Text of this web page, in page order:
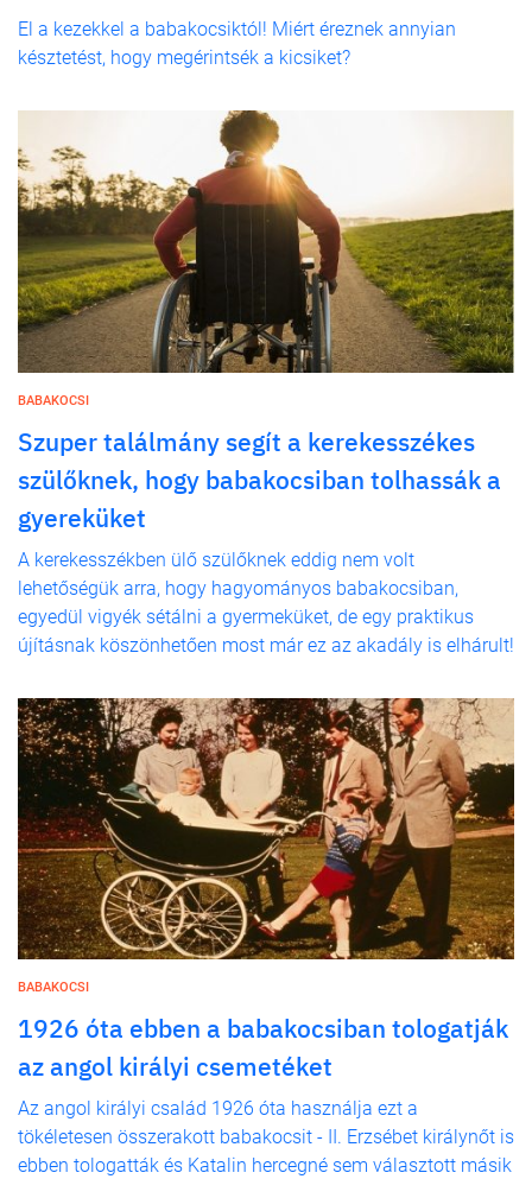
El a kezekkel a babakocsiktól! Miért éreznek annyian
késztetést, hogy megérintsék a kicsiket?
BABAKOCSI
Szuper találmány segít a kerekesszékes
szülőknek, hogy babakocsiban tolhassák a
gyereküket
A kerekesszékben ülő szülőknek eddig nem volt
lehetőségük arra, hogy hagyományos babakocsiban,
egyedül vigyék sétálni a gyermeküket, de egy praktikus
újításnak köszönhetően most már ez az akadály is elhárult!
BABAKOCSI
1926 óta ebben a babakocsiban tologatják
az angol királyi csemetéket
Az angol királyi család 1926 óta használja ezt a
tökéletesen összerakott babakocsit - II. Erzsébet királynőt is
ebben tologatták és Katalin hercegné sem választott másik